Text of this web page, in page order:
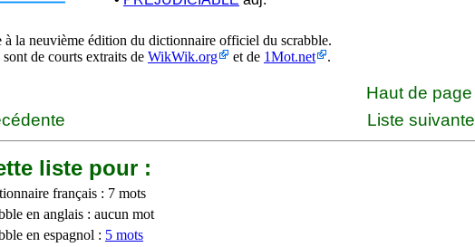
à la neuvième édition du dictionnaire officiel du scrabble.
de courts extraits de WikWik.org et de 1Mot.net .
Haut de page
Liste suivante
liste pour :
français : 7 mots
en anglais : aucun mot
en espagnol : 5 mots